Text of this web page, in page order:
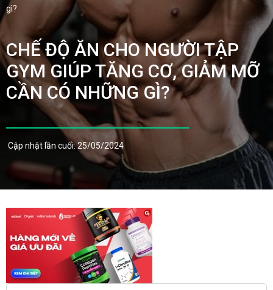
gì?
CHẾ ĐỘ ĂN CHO NGƯỜI TẬP
GYM GIÚP TĂNG CƠ, GIẢM MỠ
CẦN CÓ NHỮNG GÌ?
Cập nhật lần cuối: 25/05/2024